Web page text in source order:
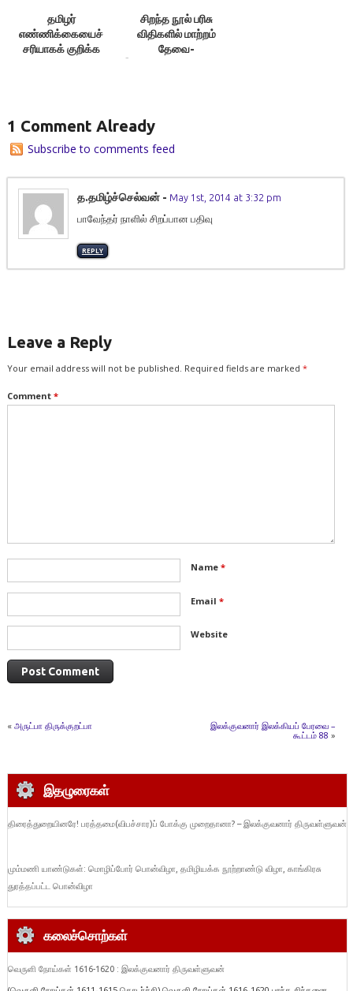
தமிழர்
எண்ணிக்கையைச்
சரியாகக் குறிக்க
சிறந்த நூல் பரிசு
விதிகளில் மாற்றம்
தேவை-
1 Comment Already
Subscribe to comments feed
த.தமிழ்ச்செல்வன் - May 1st, 2014 at 3:32 pm
பாவேந்தர் நாளில் சிறப்பான பதிவு
REPLY
Leave a Reply
Your email address will not be published. Required fields are marked *
Comment *
Name *
Email *
Website
« அருட்பா திருக்குறட்பா
இலக்குவனார் இலக்கியப் பேரவை –
கூட்டம் 88 »
இதழுரைகள்
திரைத்துறையினரே! பரத்தமை(விபச்சார)ப் போக்கு முறைதானா? – இலக்குவனார் திருவள்ளுவன்
மும்மணி யாண்டுகள்: மொழிப்போர் பொன்விழா, தமிழியக்க நூற்றாண்டு விழா, காங்கிரசு
துரத்தப்பட்ட பொன்விழா
கலைச்சொற்கள்
வெருளி நோய்கள் 1616-1620 : இலக்குவனார் திருவள்ளுவன்